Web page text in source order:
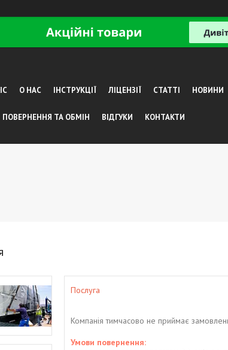
О НАС ІНСТРУКЦІЇ ЛІЦЕНЗІЇ СТАТТІ НОВИНИ
ПОВЕРНЕННЯ ТА ОБМІН ВІДГУКИ КОНТАКТИ
Послуга
Компанія тимчасово не приймає